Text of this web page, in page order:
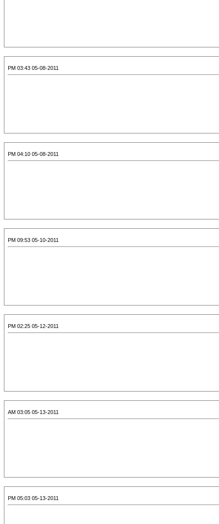
05-08-2011 03:43 PM
05-08-2011 04:10 PM
05-10-2011 09:53 PM
05-12-2011 02:25 PM
05-13-2011 03:05 AM
05-13-2011 05:03 PM